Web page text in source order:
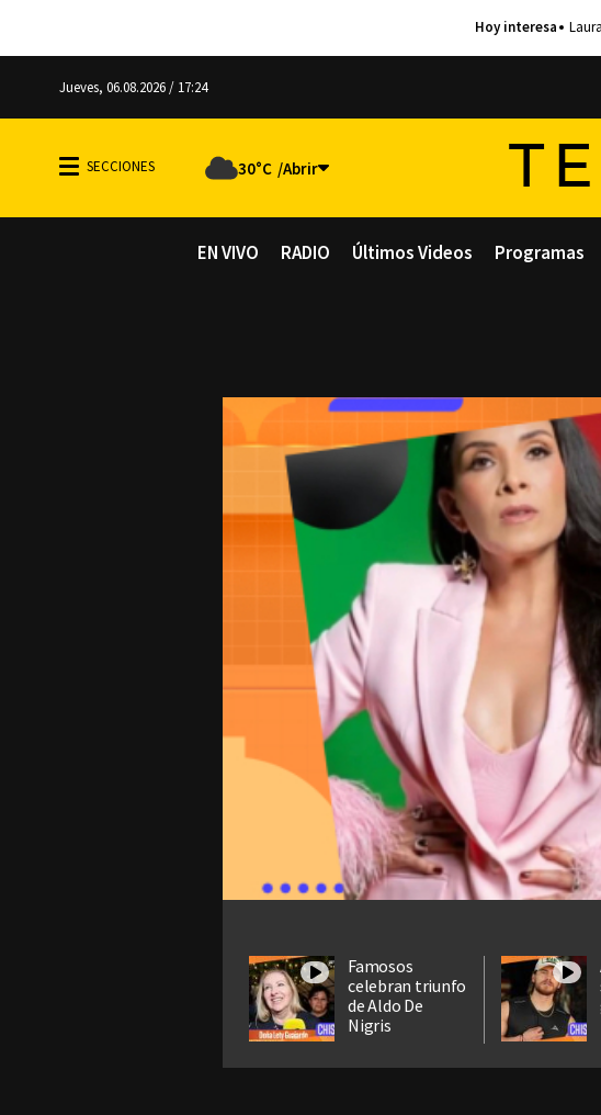
Jueves, 06.08.2026 / 17:24
30°C
EN VIVO RADIO Últimos Videos Programas
Famosos
celebran triunfo
de Aldo De
Nigris